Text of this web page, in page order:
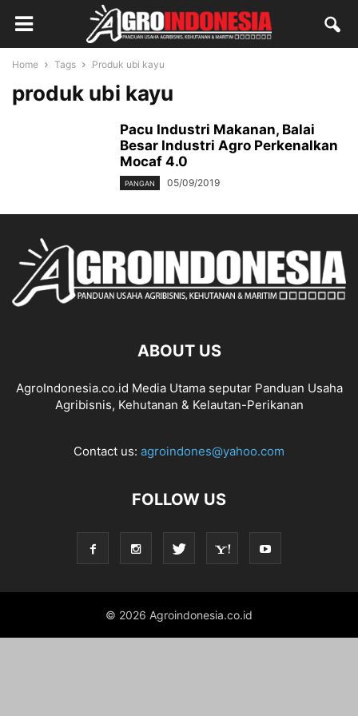
Home Tags Produk ubi kayu
produk ubi kayu
Pacu Industri Makanan, Balai
Besar Industri Agro Perkenalkan
Mocaf 4.0
PANGAN 05/09/2019
ABOUT US
AgroIndonesia.co.id Media Utama seputar Panduan Usaha
Agribisnis, Kehutanan & Kelautan-Perikanan
Contact us: agroindones@yahoo.com
FOLLOW US
© 2026 Agroindonesia.co.id